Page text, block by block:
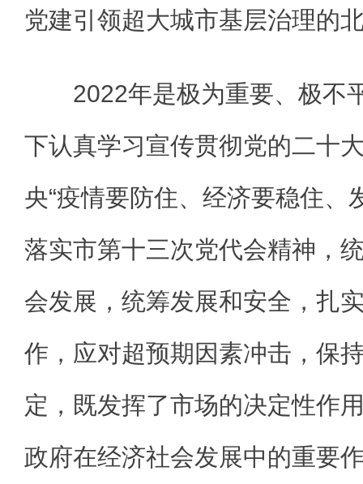
党建引领超大城市基层治理的
2022年是极为重要、极不
下认真学习宣传贯彻党的二十
央“疫情要防住、经济要稳住、
落实市第十三次党代会精神，
会发展，统筹发展和安全，扎实
作，应对超预期因素冲击，保
定，既发挥了市场的决定性作
政府在经济社会发展中的重要